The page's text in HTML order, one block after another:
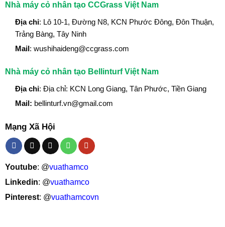
Nhà máy cỏ nhân tạo CCGrass Việt Nam
Địa chỉ: Lô 10-1, Đường N8, KCN Phước Đông, Đôn Thuận,
Trảng Bàng, Tây Ninh
Mail: wushihaideng@ccgrass.com
Nhà máy cỏ nhân tạo Bellinturf Việt Nam
Địa chỉ: Địa chỉ: KCN Long Giang, Tân Phước, Tiền Giang
Mail: bellinturf.vn@gmail.com
Mạng Xã Hội
Youtube: @vuathamco
Linkedin: @vuathamco
Pinterest: @vuathamcovn